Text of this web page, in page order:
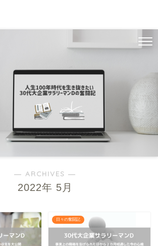
― ARCHIVES ―
2022年 5月
日々の奮闘記